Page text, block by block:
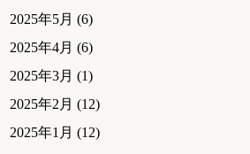
2025年5月 (6)
2025年4月 (6)
2025年3月 (1)
2025年2月 (12)
2025年1月 (12)